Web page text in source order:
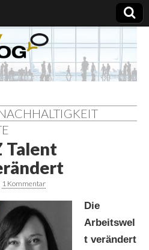
Talent
1 Kommentar
Die
Arbeitswel
t verändert